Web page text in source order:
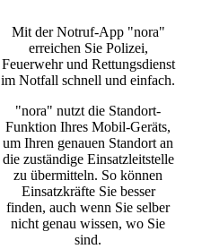
Mit der Notruf-App "nora"
erreichen Sie Polizei,
Feuerwehr und Rettungsdienst
im Notfall schnell und einfach.
"nora" nutzt die Standort-
Funktion Ihres Mobil-Geräts,
um Ihren genauen Standort an
die zuständige Einsatzleitstelle
zu übermitteln. So können
Einsatzkräfte Sie besser
finden, auch wenn Sie selber
nicht genau wissen, wo Sie
sind.